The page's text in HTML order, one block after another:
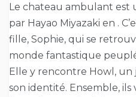
Le chateau ambulant est
par Hayao Miyazaki en .
fille, Sophie, qui se
monde fantastique
Elle y rencontre Howl,
son identité. Ensemble,